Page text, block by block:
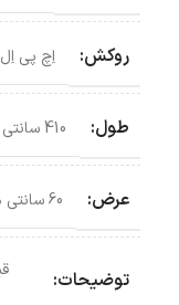
روکش: اِچ پی اِل
طول: 410 سانتی متر
عرض: 60 سانتی متر
توضیحات: